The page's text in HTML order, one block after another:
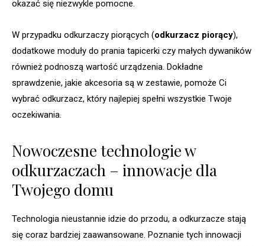
okazać się niezwykle pomocne.
W przypadku odkurzaczy piorących (odkurzacz piorący),
dodatkowe moduły do prania tapicerki czy małych dywaników
również podnoszą wartość urządzenia. Dokładne
sprawdzenie, jakie akcesoria są w zestawie, pomoże Ci
wybrać odkurzacz, który najlepiej spełni wszystkie Twoje
oczekiwania.
Nowoczesne technologie w
odkurzaczach – innowacje dla
Twojego domu
Technologia nieustannie idzie do przodu, a odkurzacze stają
się coraz bardziej zaawansowane. Poznanie tych innowacji